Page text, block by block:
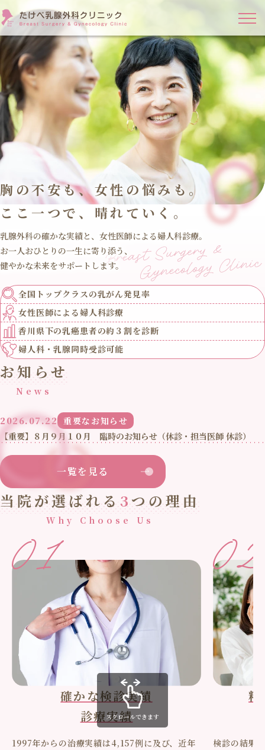
胸の不安も、女性の悩みも。
ここ一つで、晴れていく。
乳腺外科の確かな実績と、女性医師による婦人科診療。
お一人おひとりの一生に寄り添う、
健やかな未来をサポートします。
全国トップクラスの乳がん発見率
女性医師による 婦人科診療
香川県下の乳癌患者の約３割を診断
婦人科・乳腺同時受診可能
お知らせ
News
2026.07.22 重要なお知らせ
【重要】８月９月１０月 臨時のお知らせ（休診・担当医師 休診）
一覧を見る
当院が選ばれる3 つの理由
Why Choose Us
確かな検診実績
診療実績
1997年からの治療実績は4,157例に及び、近年
精
検診の結果
スクロールできます